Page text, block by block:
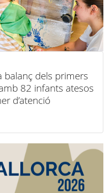
balanç dels primers
82 infants atesos
d’atenció